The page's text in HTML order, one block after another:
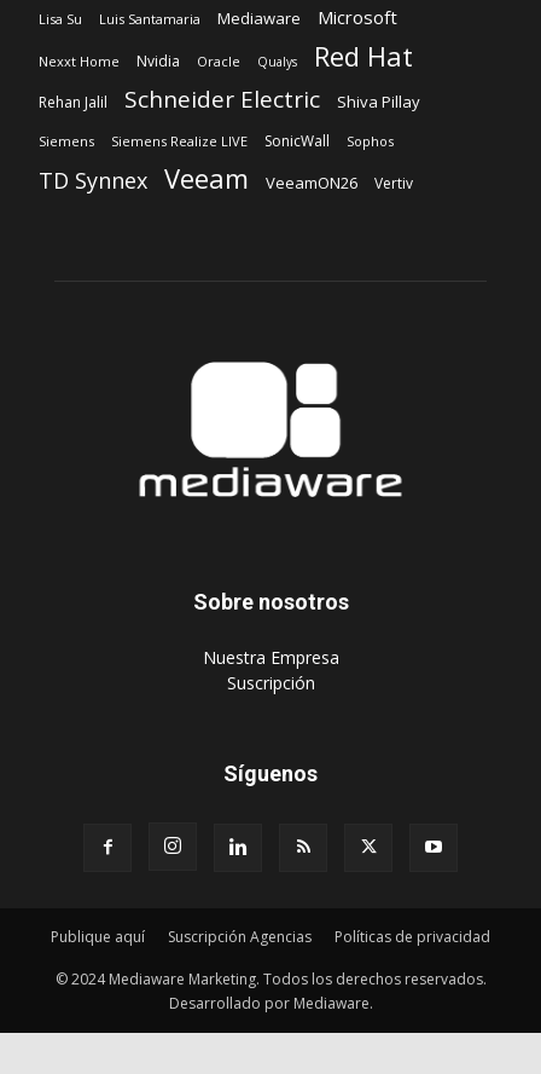
Lisa Su Luis Santamaria Mediaware Microsoft
Nexxt Home Nvidia Oracle Qualys Red Hat
Rehan Jalil Schneider Electric Shiva Pillay
Siemens Siemens Realize LIVE SonicWall Sophos
TD Synnex Veeam VeeamON26 Vertiv
Sobre nosotros
‎Nuestra Empresa
‎Suscripción
Síguenos
Publique aquí Suscripción Agencias Políticas de privacidad
© 2024 Mediaware Marketing. Todos los derechos reservados.
Desarrollado por Mediaware.